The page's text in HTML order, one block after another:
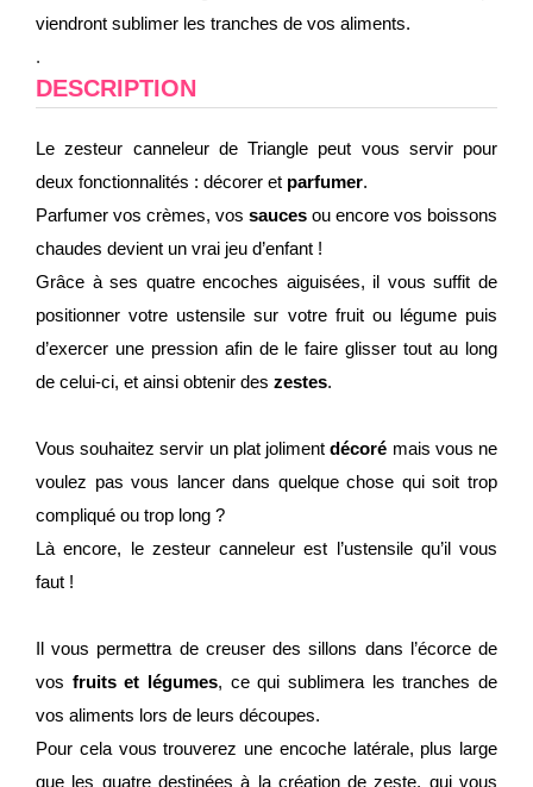
viendront sublimer les tranches de vos aliments.
.
DESCRIPTION
Le zesteur canneleur de Triangle peut vous servir pour
deux fonctionnalités : décorer et parfumer.
Parfumer vos crèmes, vos sauces ou encore vos boissons
chaudes devient un vrai jeu d’enfant !
Grâce à ses quatre encoches aiguisées, il vous suffit de
positionner votre ustensile sur votre fruit ou légume puis
d’exercer une pression afin de le faire glisser tout au long
de celui-ci, et ainsi obtenir des zestes.
Vous souhaitez servir un plat jolimentdécoré mais vous ne
voulez pas vous lancer dans quelque chose qui soit trop
compliqué ou trop long ?
Là encore, le zesteur canneleur est l’ustensile qu’il vous
faut !
Il vous permettra de creuser des sillons dans l’écorce de
vos fruits et légumes, ce qui sublimera les tranches de
vos aliments lors de leurs découpes.
Pour cela vous trouverez une encoche latérale, plus large
que les quatre destinées à la création de zeste, qui vous